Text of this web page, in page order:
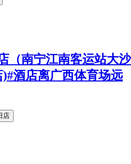
（南宁江南客运站大沙
)#酒店离广西体育场远
店